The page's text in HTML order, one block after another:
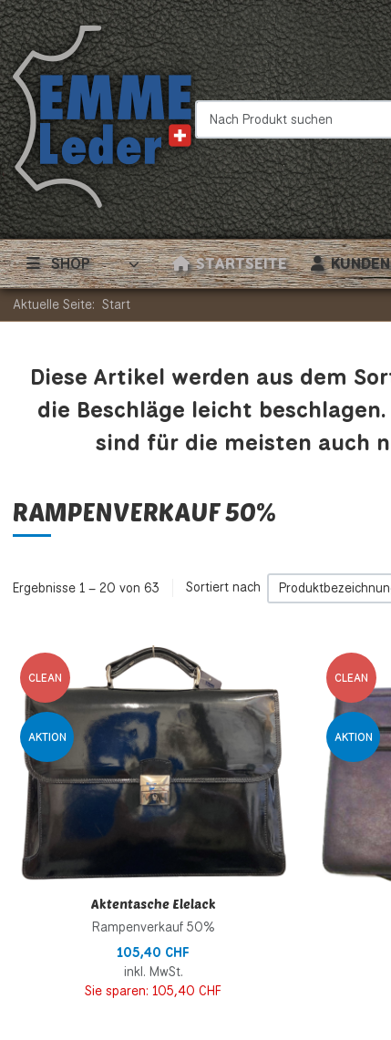
Nach Produkt suchen
SHOP STARTSEITE
Aktuelle Seite: Start
Diese Artikel werden aus dem
die Beschläge leicht
sind für die meisten auch
RAMPENVERKAUF 50%
Ergebnisse 1 – 20 von 63 Sortiert nach
CLEAN
AKTION
Zur
Zur
Schnellansicht
Aktentasche Elelack
Rampenverkauf 50%
105,40 CHF
inkl. MwSt.
Sie sparen: 105,40 CHF
CLEAN
AKTION